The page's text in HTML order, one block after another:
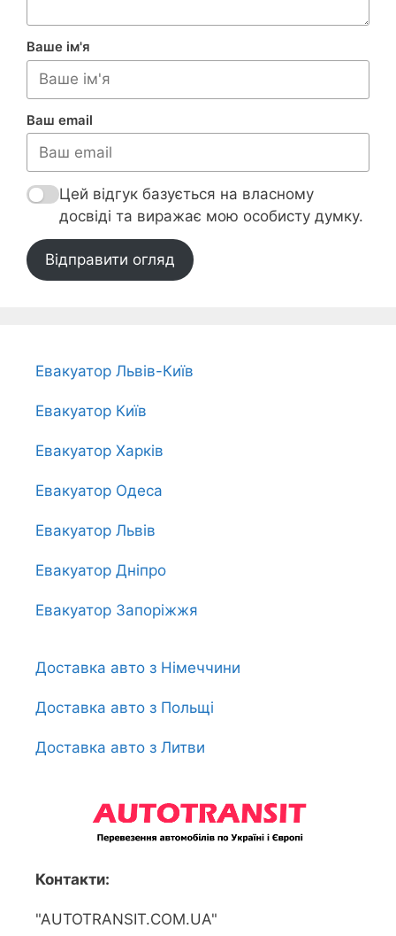
Ваше ім'я
Ваш email
Цей відгук базується на власному
досвіді та виражає мою особисту думку.
Відправити огляд
Евакуатор Львів-Київ
Евакуатор Київ
Евакуатор Харків
Евакуатор Одеса
Евакуатор Львів
Евакуатор Дніпро
Евакуатор Запоріжжя
Доставка авто з Німеччини
Доставка авто з Польщі
Доставка авто з Литви
Контакти:
"AUTOTRANSIT.COM.UA"